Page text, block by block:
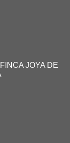
JOYA DE